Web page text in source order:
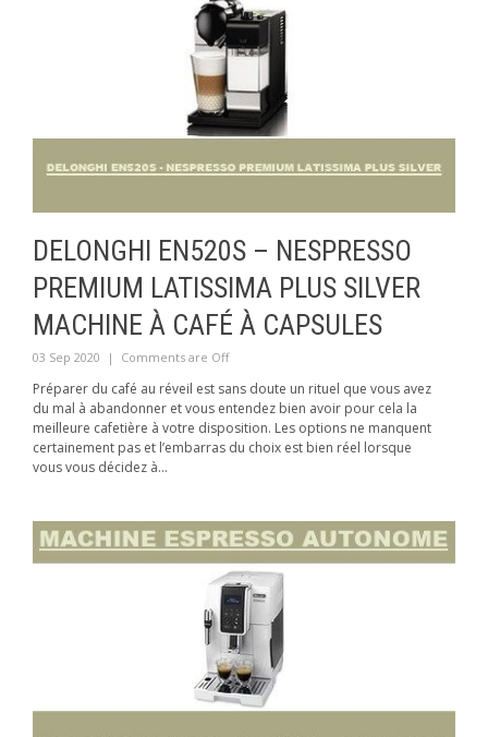
DELONGHI EN520S – NESPRESSO
PREMIUM LATISSIMA PLUS SILVER
MACHINE À CAFÉ À CAPSULES
03 Sep 2020 | Comments are Off
Préparer du café au réveil est sans doute un rituel que vous avez
du mal à abandonner et vous entendez bien avoir pour cela la
meilleure cafetière à votre disposition. Les options ne manquent
certainement pas et l’embarras du choix est bien réel lorsque
vous vous décidez à...